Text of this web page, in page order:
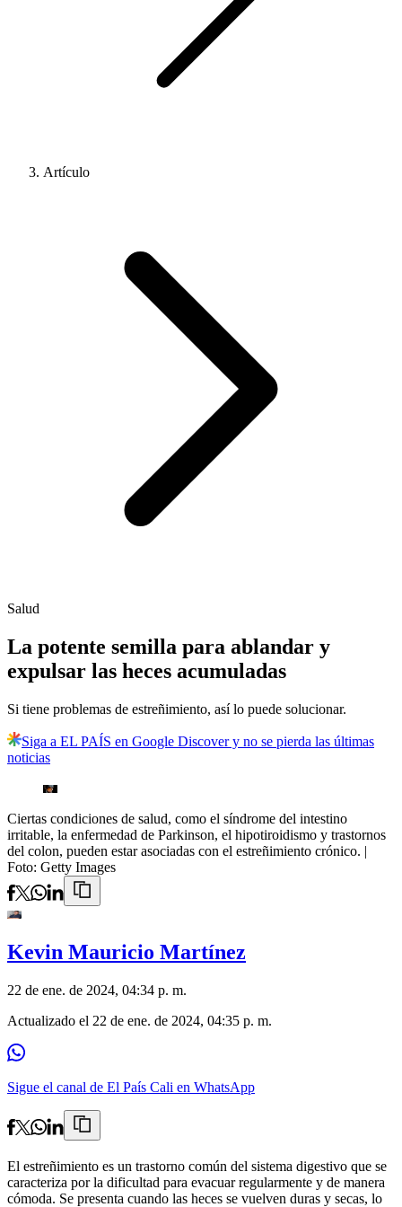
Artículo
Salud
La potente semilla para ablandar y
expulsar las heces acumuladas
Si tiene problemas de estreñimiento, así lo puede solucionar.
Siga a EL PAÍS en Google Discover y no se pierda las últimas
noticias
Ciertas condiciones de salud, como el síndrome del intestino
irritable, la enfermedad de Parkinson, el hipotiroidismo y trastornos
del colon, pueden estar asociadas con el estreñimiento crónico. |
Foto: Getty Images
Kevin Mauricio Martínez
22 de ene. de 2024, 04:34 p. m.
Actualizado el 22 de ene. de 2024, 04:35 p. m.
Sigue el canal de El País Cali en WhatsApp
El estreñimiento es un trastorno común del sistema digestivo que se
caracteriza por la dificultad para evacuar regularmente y de manera
cómoda. Se presenta cuando las heces se vuelven duras y secas, lo